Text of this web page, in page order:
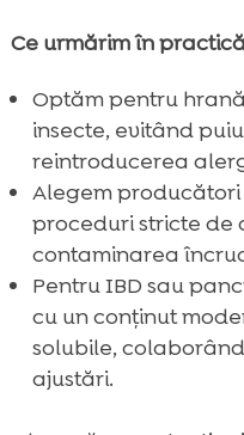
Ce urmărim în practică
Optăm pentru
insecte, evitând
reintroducerea
Alegem
proceduri stricte de
contaminarea
Pentru IBD sau
cu un conținut
solubile,
ajustări.